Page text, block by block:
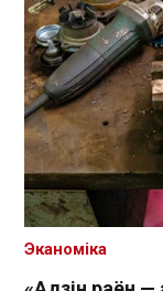
Эканоміка